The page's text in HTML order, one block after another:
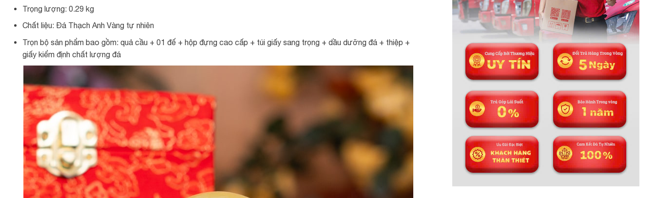
Trọng lượng: 0.29 kg
Chất liệu: Đá Thạch Anh Vàng tự nhiên
Trọn bộ sản phẩm bao gồm: quả cầu + 01 đế + hộp đựng cao cấp + túi giấy sang trọng + dầu dưỡng đá + thiệp +
giấy kiểm định chất lượng đá